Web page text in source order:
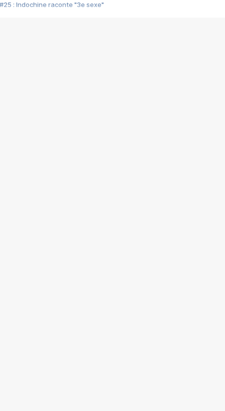
#25 : Indochine raconte "3e sexe"